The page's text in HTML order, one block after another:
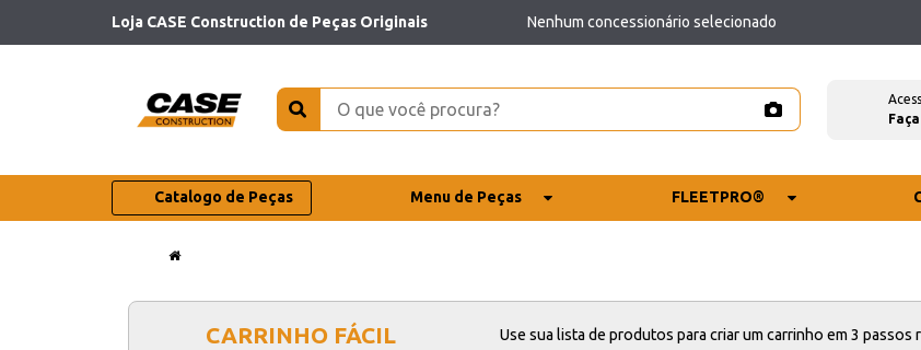
Loja CASE Construction de Peças Originais Nenhum concessionário selecionado
Catalogo de Peças Menu de Peças FLEETPRO®
CARRINHO FÁCIL Use sua lista de produtos para criar um carrinho em 3 passos